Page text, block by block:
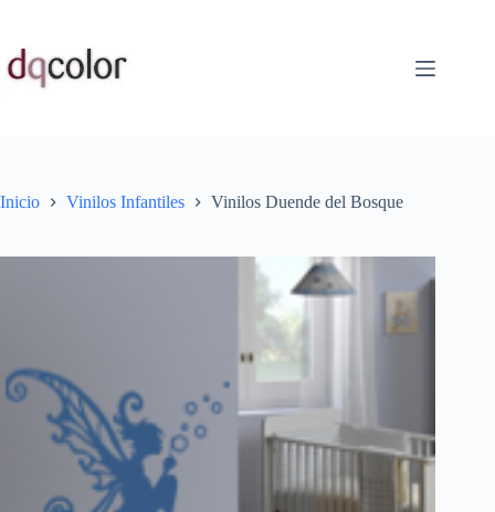
contenido
Inicio Vinilos Infantiles Vinilos Duende del Bosque